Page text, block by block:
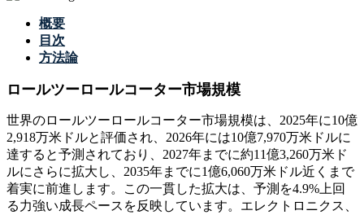
概要
目次
方法論
ロールツーロールコーター市場規模
世界のロールツーロールコーター市場規模は、2025年に10億
2,918万米ドルと評価され、2026年には10億7,970万米ドルに
達すると予測されており、2027年までに約11億3,260万米ド
ルにさらに拡大し、2035年までに1億6,060万米ドル近くまで
着実に前進します。この一貫した拡大は、予測を4.9%上回
る力強い成長ペースを反映しています。エレクトロニクス、